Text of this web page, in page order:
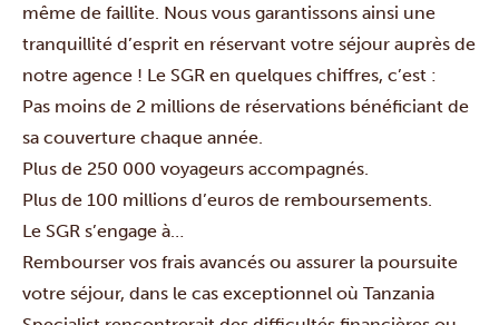
même de faillite. Nous vous garantissons ainsi une
tranquillité d’esprit en réservant votre séjour auprès de
notre agence ! Le SGR en quelques chiffres, c’est :
Pas moins de 2 millions de réservations bénéficiant de
sa couverture chaque année.
Plus de 250 000 voyageurs accompagnés.
Plus de 100 millions d’euros de remboursements.
Le SGR s’engage à…
Rembourser vos frais avancés ou assurer la poursuite
votre séjour, dans le cas exceptionnel où Tanzania